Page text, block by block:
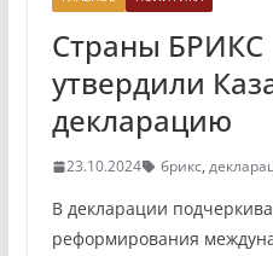
Страны БРИКС
утвердили
декларацию
23.10.2024 брикс,
В декларации
реформирования